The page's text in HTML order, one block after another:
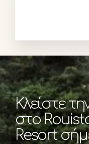
Κλείστε
στο
Resort